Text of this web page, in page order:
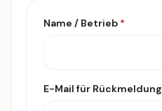
Name / Betrieb *
E-Mail für Rückmeldung